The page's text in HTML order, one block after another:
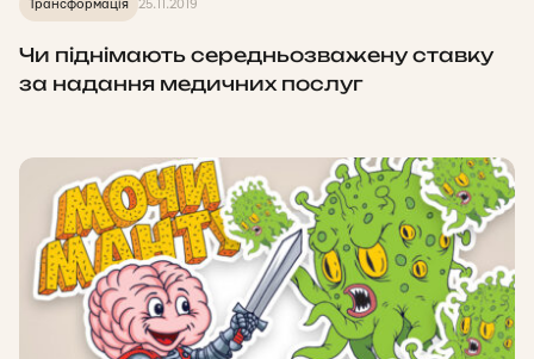
Трансформація 25.11.2019
Чи піднімають середньозважену ставку
за надання медичних послуг